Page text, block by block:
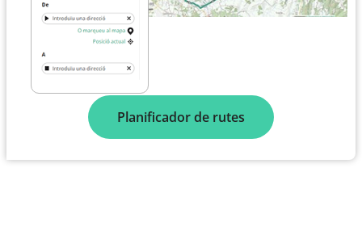
Planificador de rutes